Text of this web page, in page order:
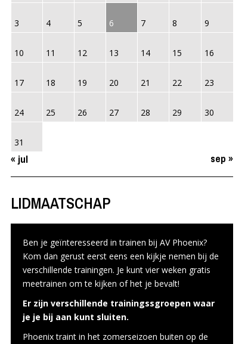
3 4 5 6 7 8 9
10 11 12 13 14 15 16
17 18 19 20 21 22 23
24 25 26 27 28 29 30
31
« jul sep »
LIDMAATSCHAP
Ben je geïnteresseerd in trainen bij AV Phoenix?
Kom dan gerust eerst eens een kijkje nemen bij de
verschillende trainingen. Je kunt vier weken gratis
meetrainen om te kijken of het je bevalt!
Er zijn verschillende trainingssgroepen waar
je je bij aan kunt sluiten.
Phoenix traint in het zomerseizoen buiten op de